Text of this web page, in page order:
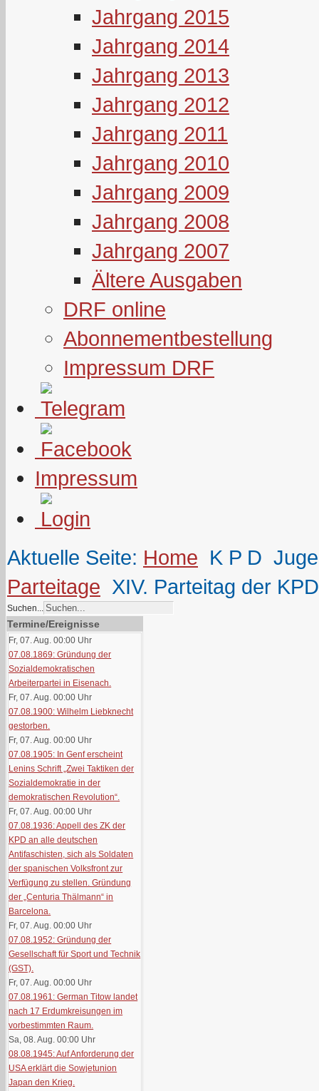
Jahrgang 2015
Jahrgang 2014
Jahrgang 2013
Jahrgang 2012
Jahrgang 2011
Jahrgang 2010
Jahrgang 2009
Jahrgang 2008
Jahrgang 2007
Ältere Ausgaben
DRF online
Abonnementbestellung
Impressum DRF
Impressum
Aktuelle Seite: Home K P D
Parteitage XIV. Parteitag der KPD
Suchen...
Termine/Ereignisse
Fr, 07. Aug. 00:00 Uhr
07.08.1869: Gründung der
Sozialdemokratischen
Arbeiterpartei in Eisenach.
Fr, 07. Aug. 00:00 Uhr
07.08.1900: Wilhelm Liebknecht
gestorben.
Fr, 07. Aug. 00:00 Uhr
07.08.1905: In Genf erscheint
Lenins Schrift „Zwei Taktiken der
Sozialdemokratie in der
demokratischen Revolution“.
Fr, 07. Aug. 00:00 Uhr
07.08.1936: Appell des ZK der
KPD an alle deutschen
Antifaschisten, sich als Soldaten
der spanischen Volksfront zur
Verfügung zu stellen. Gründung
der „Centuria Thälmann“ in
Barcelona.
Fr, 07. Aug. 00:00 Uhr
07.08.1952: Gründung der
Gesellschaft für Sport und Technik
(GST).
Fr, 07. Aug. 00:00 Uhr
07.08.1961: German Titow landet
nach 17 Erdumkreisungen im
vorbestimmten Raum.
Sa, 08. Aug. 00:00 Uhr
08.08.1945: Auf Anforderung der
USA erklärt die Sowjetunion
Japan den Krieg.